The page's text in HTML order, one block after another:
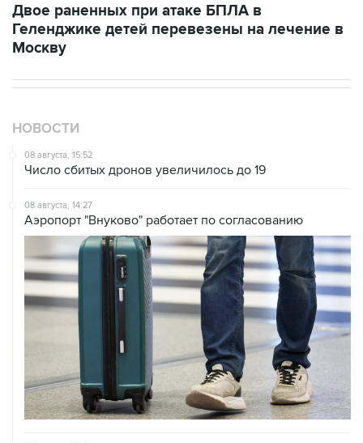
Двое раненных при атаке БПЛА в
Геленджике детей перевезены на лечение в
Москву
НОВОСТИ
08 августа, 15:52
Число сбитых дронов увеличилось до 19
08 августа, 14:27
Аэропорт "Внуково" работает по согласованию